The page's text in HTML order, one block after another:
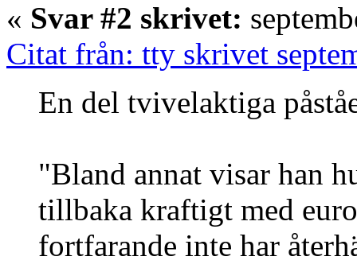
« Svar #2 skrivet:
Citat från: tty skrivet
En del tvivelaktiga
"Bland annat visar han
tillbaka kraftigt med
fortfarande inte har